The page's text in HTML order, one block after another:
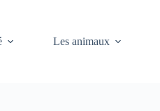
Les animaux